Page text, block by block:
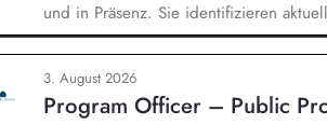
und in Präsenz. Sie identifizieren
Technologie, Geopolitik und
Veranstaltungen,
Sie identifizieren und gewinnen
Wirtschaft, Wissenschaft und
3. August 2026
Program Officer – Public